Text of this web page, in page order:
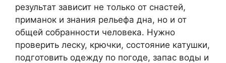
результат зависит не только от снастей,
приманок и знания рельефа дна, но и от
общей собранности человека. Нужно
проверить леску, крючки, состояние катушки,
подготовить одежду по погоде, запас воды и